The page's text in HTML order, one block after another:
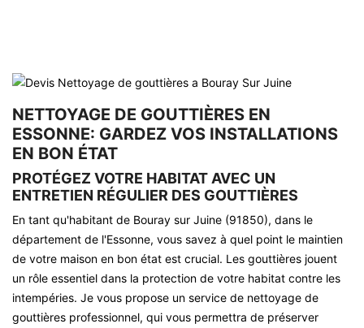
NETTOYAGE DE GOUTTIÈRES EN
ESSONNE: GARDEZ VOS INSTALLATIONS
EN BON ÉTAT
PROTÉGEZ VOTRE HABITAT AVEC UN
ENTRETIEN RÉGULIER DES GOUTTIÈRES
En tant qu'habitant de Bouray sur Juine (91850), dans le
département de l'Essonne, vous savez à quel point le maintien
de votre maison en bon état est crucial. Les gouttières jouent
un rôle essentiel dans la protection de votre habitat contre les
intempéries. Je vous propose un service de nettoyage de
gouttières professionnel, qui vous permettra de préserver